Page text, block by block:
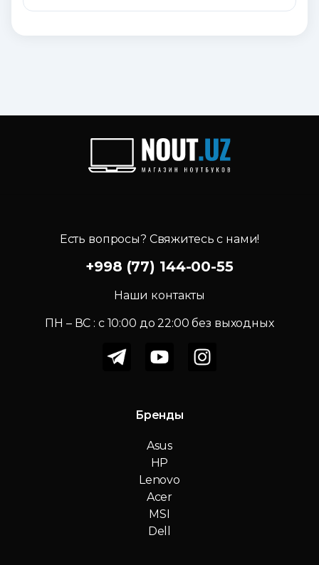
Есть вопросы? Свяжитесь с нами!
+998 (77) 144-00-55
Наши контакты
ПН – ВС : c 10:00 до 22:00 без выходных
Бренды
Asus
HP
Lenovo
Acer
MSI
Dell